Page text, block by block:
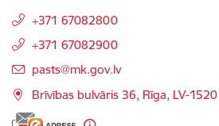
+371 67082800
+371 67082900
E-pasts:
pasts@mk.gov.lv
Brīvības bulvāris 36, Rīga, LV-1520